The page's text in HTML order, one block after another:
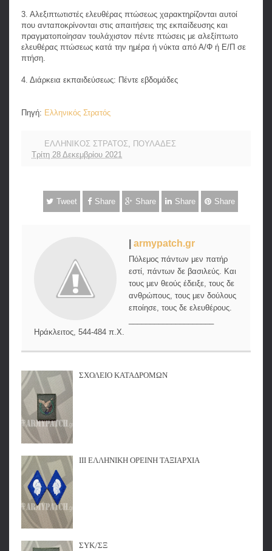
3. Αλεξιπτωτιστές ελευθέρας πτώσεως χαρακτηρίζονται αυτοί
που ανταποκρίνονται στις απαιτήσεις της εκπαίδευσης και
πραγματοποίησαν τουλάχιστον πέντε πτώσεις με αλεξίπτωτο
ελευθέρας πτώσεως κατά την ημέρα ή νύκτα από Α/Φ ή Ε/Π σε
πτήση.
4. Διάρκεια εκπαιδεύσεως: Πέντε εβδομάδες
Πηγή: Ελληνικός Στρατός
ΕΛΛΗΝΙΚΟΣ ΣΤΡΑΤΟΣ, ΠΟΥΛΑΔΕΣ
Τρίτη 28 Δεκεμβρίου 2021
Tweet Share Share Share Share
armypatch.gr
Πόλεμος πάντων μεν πατήρ
εστί, πάντων δε βασιλεύς. Και
τους μεν θεούς έδειξε, τους δε
ανθρώπους, τους μεν δούλους
εποίησε, τους δε ελευθέρους.
Ηράκλειτος, 544-484 π.Χ.
ΣΧΟΛΕΙΟ ΚΑΤΑΔΡΟΜΩΝ
ΙΙΙ ΕΛΛΗΝΙΚΗ ΟΡΕΙΝΗ ΤΑΞΙΑΡΧΙΑ
ΣΥΚ/ΣΞ